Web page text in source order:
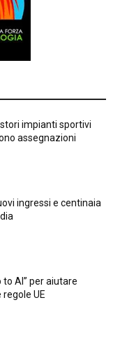
impianti sportivi
assegnazioni
ingressi e centinaia
to AI” per aiutare
UE